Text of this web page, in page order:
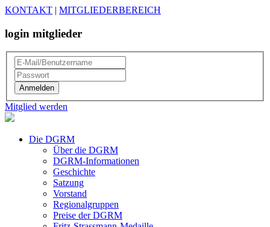
KONTAKT | MITGLIEDERBEREICH
login mitglieder
Mitglied werden
Die DGRM
Über die DGRM
DGRM-Informationen
Geschichte
Satzung
Vorstand
Regionalgruppen
Preise der DGRM